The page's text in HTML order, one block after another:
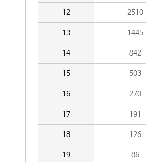
12 2510
13 1445
14 842
15 503
16 270
17 191
18 126
19 86